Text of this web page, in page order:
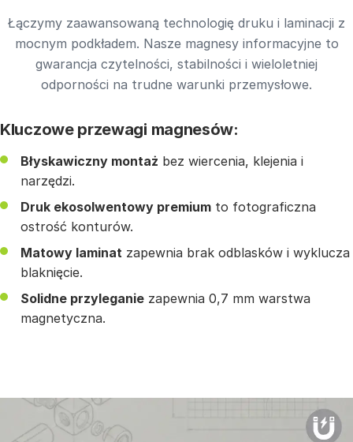
Łączymy zaawansowaną technologię druku i laminacji z
mocnym podkładem. Nasze magnesy informacyjne to
gwarancja czytelności, stabilności i wieloletniej
odporności na trudne warunki przemysłowe.
Kluczowe przewagi magnesów:
Błyskawiczny montaż bez wiercenia, klejenia i
narzędzi.
Druk ekosolwentowy premium to fotograficzna
ostrość konturów.
Matowy laminat zapewnia brak odblasków i wyklucza
blaknięcie.
Solidne przyleganie zapewnia 0,7 mm warstwa
magnetyczna.